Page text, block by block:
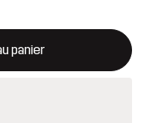
panier
confirmant un nouvel